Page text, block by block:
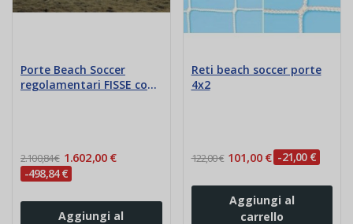
Porte Beach Soccer
regolamentari FISSE con
2.100,84 € 1.602,00 €
-498,84 €
Aggiungi al
Reti beach soccer porte
4x2
122,00 € 101,00 € -21,00 €
Aggiungi al
carrello